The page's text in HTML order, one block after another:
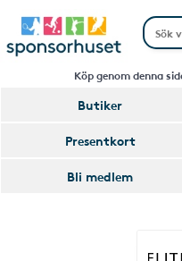
Köp genom denna
Butiker
Presentkort
Bli medlem